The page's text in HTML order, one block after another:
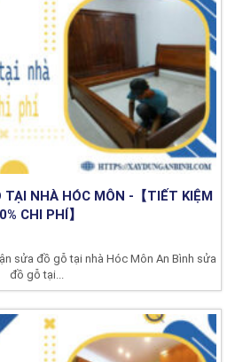
NHÀ HÓC MÔN -【TIẾT KIỆM
CHI PHÍ】
sửa đồ gỗ tại nhà Hóc Môn An Bình sửa
đồ gỗ tại...